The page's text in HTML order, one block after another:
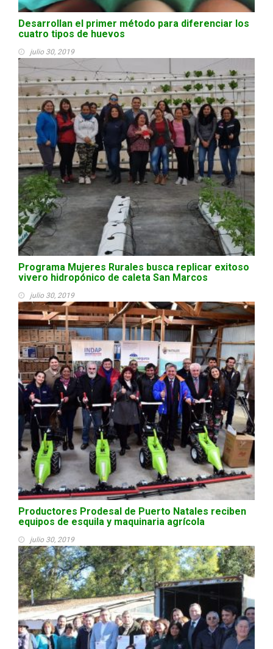
Desarrollan el primer método para diferenciar los
cuatro tipos de huevos
julio 30, 2019
Programa Mujeres Rurales busca replicar exitoso
vivero hidropónico de caleta San Marcos
julio 30, 2019
Productores Prodesal de Puerto Natales reciben
equipos de esquila y maquinaria agrícola
julio 30, 2019